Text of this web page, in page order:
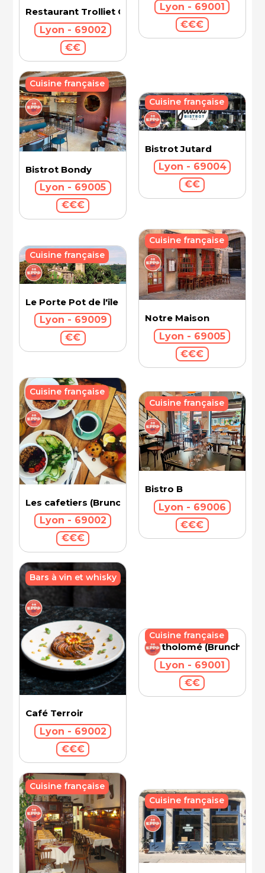
Restaurant Trolliet Grand Hotel Dieu
Lyon - 69002
€€
Lyon - 69001
€€€
Bistrot Bondy
Lyon - 69005
€€€
Cuisine française
Bistrot Jutard
Lyon - 69004
€€
Cuisine française
Le Porte Pot de l'île Barbe
Lyon - 69009
€€
Cuisine française
Notre Maison
Lyon - 69005
€€€
Cuisine française
Les cafetiers (Brunch)
Lyon - 69002
€€€
Cuisine française
Bistro B
Lyon - 69006
€€€
Cuisine française
Café Terroir
Lyon - 69002
€€€
Bars à vin et whisky
Bartholomé (Brunch)
Lyon - 69001
€€
Cuisine française
Cuisine française
Cuisine française